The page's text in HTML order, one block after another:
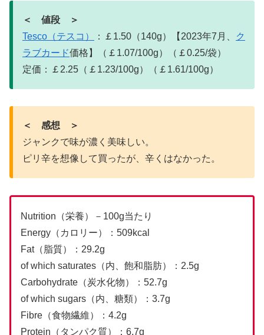
＜ 値段 ＞
Tesco（テスコ）
：￡1.50（140g）【2023年7月、
ク
ラブカード価格】（￡1.07/100g）（￡0.25/袋）
定価：￡2.25（￡1.23/100g）（￡1.61/100g）
＜ 感想 ＞
ジャンクで味が濃く美味しい。
ピリ辛を想像して買ったが、辛くはなかった。
Nutrition（栄養）－100g当たり
Energy（カロリー）：509kcal
Fat（脂質）：29.2g
of which saturates（内、飽和脂肪）：2.5g
Carbohydrate（炭水化物）：52.7g
of which sugars（内、糖類）：3.7g
Fibre（食物繊維）：4.2g
Protein（タンパク質）：6.7g